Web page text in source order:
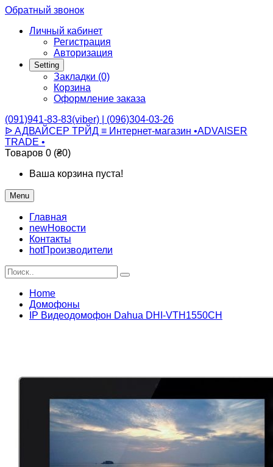
Обратный звонок
Личный кабинет
Регистрация
Авторизация
Setting
Закладки (0)
Корзина
Оформление заказа
(091)941-83-83(viber) | (096)304-03-26
ᐉ АДВАЙСЕР ТРЙД ≡ Интернет-магазин •ADVAISER
TRADE •
Товаров 0 (₴0)
Ваша корзина пуста!
Menu
Главная
newНовости
Контакты
hotПроизводители
Home
Домофоны
IP Видеодомофон Dahua DHI-VTH1550CH